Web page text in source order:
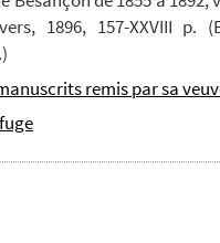
1896, 157-XXVIII
remis par sa